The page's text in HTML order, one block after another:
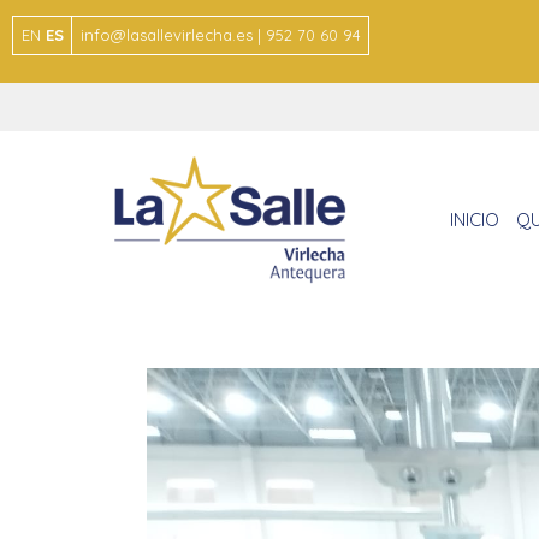
EN ES info@lasallevirlecha.es | 952 70 60 94
INICIO